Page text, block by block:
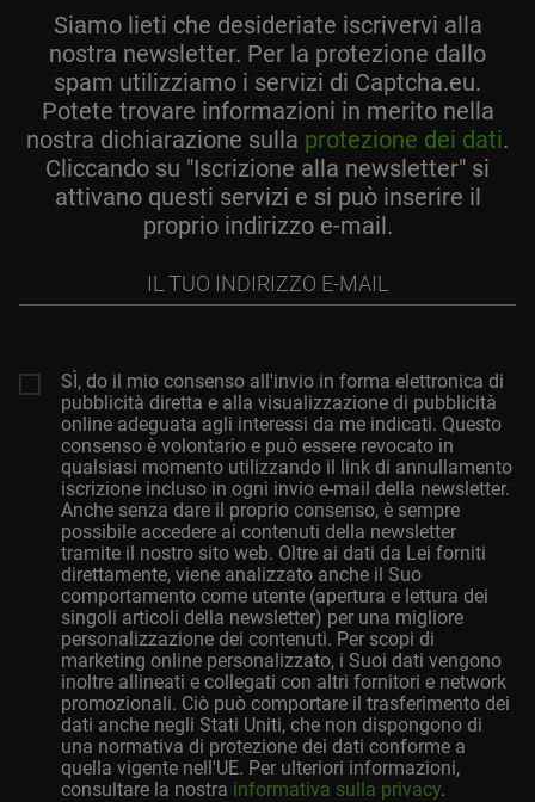
Siamo lieti che desideriate iscrivervi alla
nostra newsletter. Per la protezione dallo
spam utilizziamo i servizi di Captcha.eu.
Potete trovare informazioni in merito nella
nostra dichiarazione sulla protezione dei dati.
Cliccando su "Iscrizione alla newsletter" si
attivano questi servizi e si può inserire il
proprio indirizzo e-mail.
indirizzo
SÌ, do il mio consenso all'invio in forma elettronica di
pubblicità diretta e alla visualizzazione di pubblicità
online adeguata agli interessi da me indicati. Questo
consenso è volontario e può essere revocato in
qualsiasi momento utilizzando il link di annullamento
iscrizione incluso in ogni invio e-mail della newsletter.
Anche senza dare il proprio consenso, è sempre
possibile accedere ai contenuti della newsletter
tramite il nostro sito web. Oltre ai dati da Lei forniti
direttamente, viene analizzato anche il Suo
comportamento come utente (apertura e lettura dei
singoli articoli della newsletter) per una migliore
personalizzazione dei contenuti. Per scopi di
marketing online personalizzato, i Suoi dati vengono
inoltre allineati e collegati con altri fornitori e network
promozionali. Ciò può comportare il trasferimento dei
dati anche negli Stati Uniti, che non dispongono di
una normativa di protezione dei dati conforme a
quella vigente nell'UE. Per ulteriori informazioni,
consultare la nostra informativa sulla privacy.